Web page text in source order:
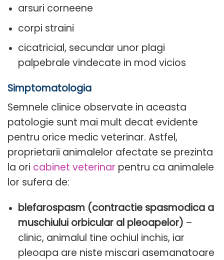
arsuri corneene
corpi straini
cicatricial, secundar unor plagi
palpebrale vindecate in mod vicios
Simptomatologia
Semnele clinice observate in aceasta
patologie sunt mai mult decat evidente
pentru orice medic veterinar. Astfel,
proprietarii animalelor afectate se prezinta
la ori cabinet veterinar pentru ca animalele
lor sufera de:
blefarospasm (contractie spasmodica a
muschiului orbicular al pleoapelor) –
clinic, animalul tine ochiul inchis, iar
pleoapa are niste miscari asemanatoare